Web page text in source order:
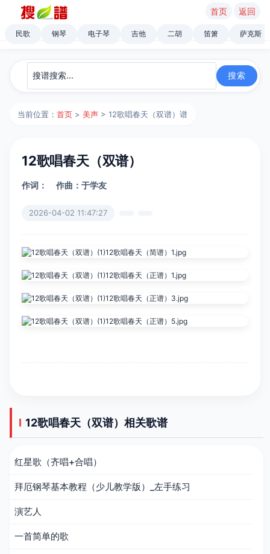
首页 返回
民歌 钢琴 电子琴 吉他 二胡 笛箫 萨克斯
当前位置：首页 >美声 > 12歌唱春天（双谱）谱
12歌唱春天（双谱）
作词： 作曲：于学友
2026-04-02 11:47:27
12歌唱春天（双谱）相关歌谱
红星歌（齐唱+合唱）
拜厄钢琴基本教程（少儿教学版）_左手练习
演艺人
一首简单的歌